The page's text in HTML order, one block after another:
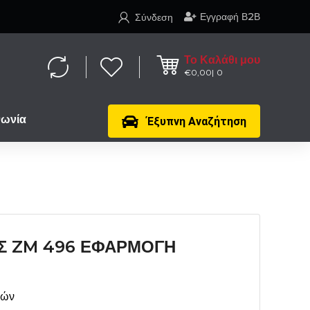
Εγγραφή Β2Β
Σύνδεση
Το Καλάθι μου
€0,00 0
Έξυπνη Αναζήτηση
ZM 496 ΕΦΑΡΜΟΓΗ